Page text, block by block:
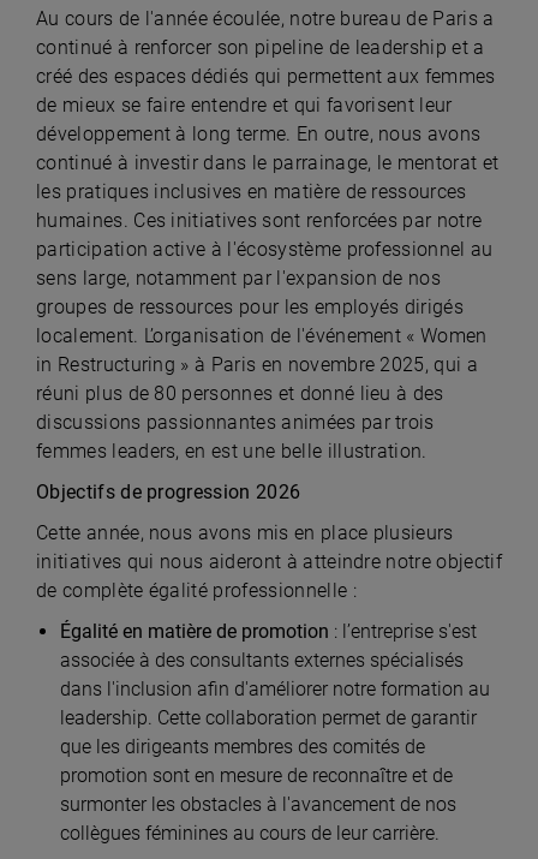
Au cours de l'année écoulée, notre bureau de Paris a
continué à renforcer son pipeline de leadership et a
créé des espaces dédiés qui permettent aux femmes
de mieux se faire entendre et qui favorisent leur
développement à long terme. En outre, nous avons
continué à investir dans le parrainage, le mentorat et
les pratiques inclusives en matière de ressources
humaines. Ces initiatives sont renforcées par notre
participation active à l'écosystème professionnel au
sens large, notamment par l'expansion de nos
groupes de ressources pour les employés dirigés
localement. L’organisation de l'événement « Women
in Restructuring » à Paris en novembre 2025, qui a
réuni plus de 80 personnes et donné lieu à des
discussions passionnantes animées par trois
femmes leaders, en est une belle illustration.
Objectifs de progression 2026
Cette année, nous avons mis en place plusieurs
initiatives qui nous aideront à atteindre notre objectif
de complète égalité professionnelle :
Égalité en matière de promotion : l’entreprise s'est
associée à des consultants externes spécialisés
dans l'inclusion afin d'améliorer notre formation au
leadership. Cette collaboration permet de garantir
que les dirigeants membres des comités de
promotion sont en mesure de reconnaître et de
surmonter les obstacles à l'avancement de nos
collègues féminines au cours de leur carrière.